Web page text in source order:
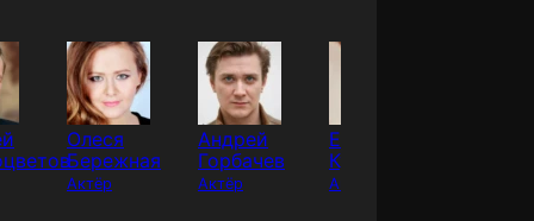
Олеся
Бережная
Актёр
Андрей
Горбачев
Актёр
Егор
Кутенков
Актёр